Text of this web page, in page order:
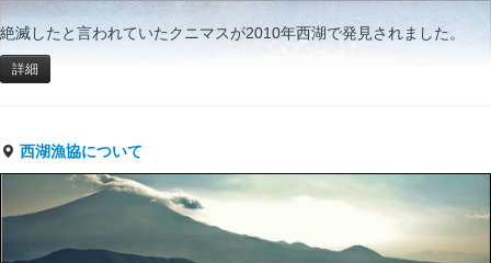
絶滅したと言われていたクニマスが2010年西湖で発見されました。
詳細
西湖漁協について